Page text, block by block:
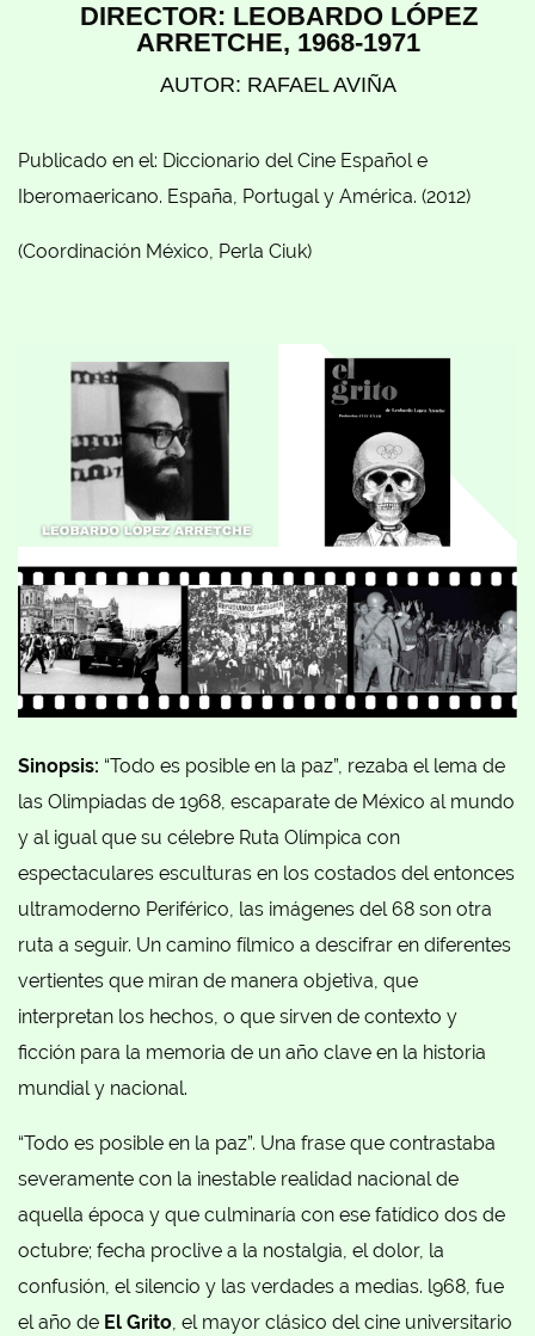
DIRECTOR: LEOBARDO LÓPEZ
ARRETCHE, 1968-1971
AUTOR: RAFAEL AVIÑA
Publicado en el: Diccionario del Cine Español e
Iberomaericano. España, Portugal y América. (2012)
(Coordinación México, Perla Ciuk)
Sinopsis: “Todo es posible en la paz”, rezaba el lema de
las Olimpiadas de 1968, escaparate de México al mundo
y al igual que su célebre Ruta Olímpica con
espectaculares esculturas en los costados del entonces
ultramoderno Periférico, las imágenes del 68 son otra
ruta a seguir. Un camino fílmico a descifrar en diferentes
vertientes que miran de manera objetiva, que
interpretan los hechos, o que sirven de contexto y
ficción para la memoria de un año clave en la historia
mundial y nacional.
“Todo es posible en la paz”. Una frase que contrastaba
severamente con la inestable realidad nacional de
aquella época y que culminaría con ese fatídico dos de
octubre; fecha proclive a la nostalgia, el dolor, la
confusión, el silencio y las verdades a medias. l968, fue
el año de El Grito, el mayor clásico del cine universitario